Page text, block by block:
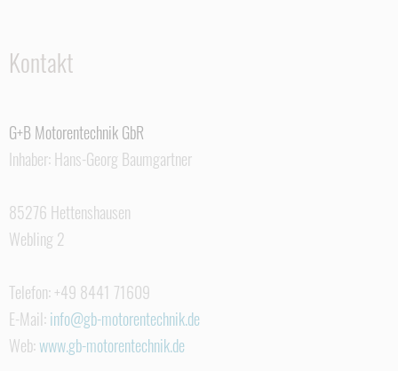
Kontakt
G+B Motorentechnik GbR
Inhaber: Hans-Georg Baumgartner
85276 Hettenshausen
Webling 2
Telefon: +49 8441 71609
E-Mail:info@gb-motorentechnik.de
Web:www.gb-motorentechnik.de